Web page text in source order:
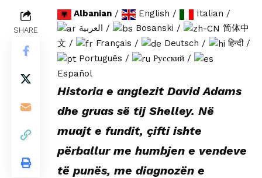
SHARE
Albanian / English / Italian /
العربية / Bosanski /
简体中
文 / Français / Deutsch / हिन्दी/
Português / Русский /
Español
Historia e anglezit David Adams
dhe gruas së tij Shelley. Në
muajt e fundit, çifti ishte
përballur me humbjen e vendeve
të punës, me diagnozën e